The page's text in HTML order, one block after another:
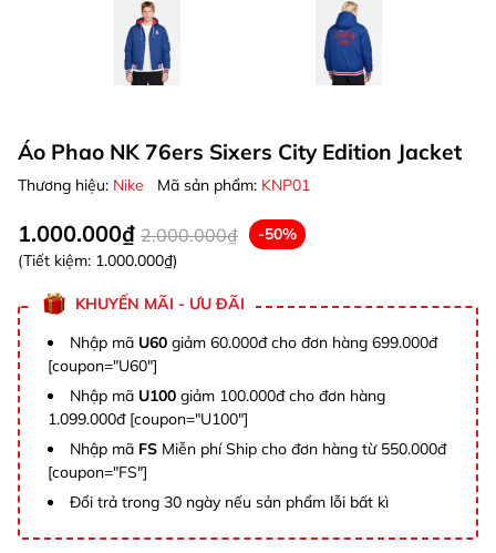
Áo Phao NK 76ers Sixers City Edition Jacket
Thương hiệu: Nike Mã sản phẩm: KNP01
1.000.000₫ 2.000.000₫
-50%
(Tiết kiệm: 1.000.000₫)
KHUYẾN MÃI - ƯU ĐÃI
Nhập mã U60 giảm 60.000đ cho đơn hàng 699.000đ
[coupon="U60"]
Nhập mã U100 giảm 100.000đ cho đơn hàng
1.099.000đ [coupon="U100"]
Nhập mã FS Miễn phí Ship cho đơn hàng từ 550.000đ
[coupon="FS"]
Đổi trả trong 30 ngày nếu sản phẩm lỗi bất kì